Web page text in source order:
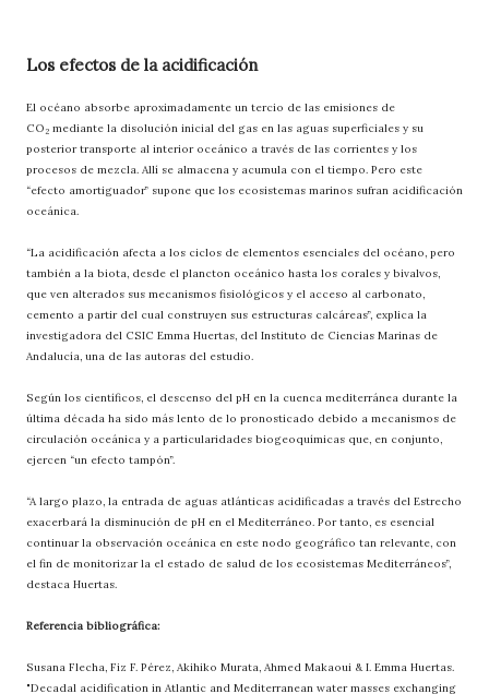
Los efectos de la acidificación
El océano absorbe aproximadamente un tercio de las emisiones de
CO2 mediante la disolución inicial del gas en las aguas superficiales y su
posterior transporte al interior oceánico a través de las corrientes y los
procesos de mezcla. Allí se almacena y acumula con el tiempo. Pero este
“efecto amortiguador” supone que los ecosistemas marinos sufran acidificación
oceánica.
“La acidificación afecta a los ciclos de elementos esenciales del océano, pero
también a la biota, desde el plancton oceánico hasta los corales y bivalvos,
que ven alterados sus mecanismos fisiológicos y el acceso al carbonato,
cemento a partir del cual construyen sus estructuras calcáreas”, explica la
investigadora del CSIC Emma Huertas, del Instituto de Ciencias Marinas de
Andalucía, una de las autoras del estudio.
Según los científicos, el descenso del pH en la cuenca mediterránea durante la
última década ha sido más lento de lo pronosticado debido a mecanismos de
circulación oceánica y a particularidades biogeoquímicas que, en conjunto,
ejercen “un efecto tampón”.
“A largo plazo, la entrada de aguas atlánticas acidificadas a través del Estrecho
exacerbará la disminución de pH en el Mediterráneo. Por tanto, es esencial
continuar la observación oceánica en este nodo geográfico tan relevante, con
el fin de monitorizar la el estado de salud de los ecosistemas Mediterráneos”,
destaca Huertas.
Referencia bibliográfica:
Susana Flecha, Fiz F. Pérez, Akihiko Murata, Ahmed Makaoui & I. Emma Huertas.
"Decadal acidification in Atlantic and Mediterranean water masses exchanging